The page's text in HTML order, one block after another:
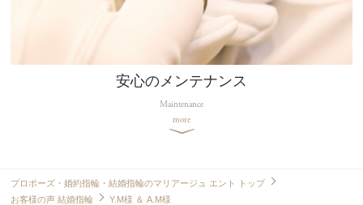
安心のメンテナンス
Maintenance
more
プロポーズ・婚約指輪・結婚指輪のマリアージュ エント トップ
お客様の声 結婚指輪
Y.M様 ＆ A.M様